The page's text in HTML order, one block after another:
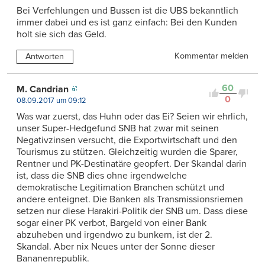
Bei Verfehlungen und Bussen ist die UBS bekanntlich
immer dabei und es ist ganz einfach: Bei den Kunden
holt sie sich das Geld.
Antworten Kommentar melden
60
0
M. Candrian
08.09.2017 um 09:12
Was war zuerst, das Huhn oder das Ei? Seien wir ehrlich,
unser Super-Hedgefund SNB hat zwar mit seinen
Negativzinsen versucht, die Exportwirtschaft und den
Tourismus zu stützen. Gleichzeitig wurden die Sparer,
Rentner und PK-Destinatäre geopfert. Der Skandal darin
ist, dass die SNB dies ohne irgendwelche
demokratische Legitimation Branchen schützt und
andere enteignet. Die Banken als Transmissionsriemen
setzen nur diese Harakiri-Politik der SNB um. Dass diese
sogar einer PK verbot, Bargeld von einer Bank
abzuheben und irgendwo zu bunkern, ist der 2.
Skandal. Aber nix Neues unter der Sonne dieser
Bananenrepublik.